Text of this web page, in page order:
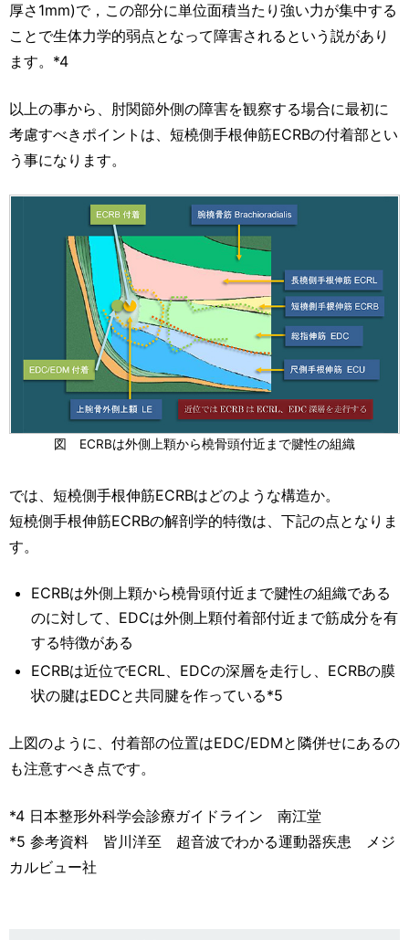
厚さ1mm)で，この部分に単位面積当たり強い力が集中する
ことで生体力学的弱点となって障害されるという説があり
ます。*4
以上の事から、肘関節外側の障害を観察する場合に最初に
考慮すべきポイントは、短橈側手根伸筋ECRBの付着部とい
う事になります。
図 ECRBは外側上顆から橈骨頭付近まで腱性の組織
では、短橈側手根伸筋ECRBはどのような構造か。
短橈側手根伸筋ECRBの解剖学的特徴は、下記の点となりま
す。
ECRBは外側上顆から橈骨頭付近まで腱性の組織である
のに対して、EDCは外側上顆付着部付近まで筋成分を有
する特徴がある
ECRBは近位でECRL、EDCの深層を走行し、ECRBの膜
状の腱はEDCと共同腱を作っている*5
上図のように、付着部の位置はEDC/EDMと隣併せにあるの
も注意すべき点です。
*4 日本整形外科学会診療ガイドライン 南江堂
*5 参考資料 皆川洋至 超音波でわかる運動器疾患 メジ
カルビュー社